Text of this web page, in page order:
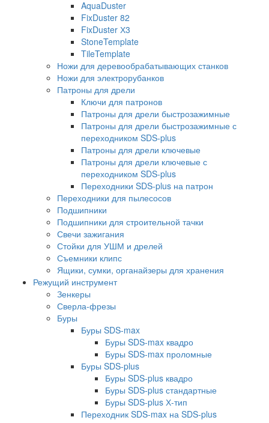
AquaDuster
FixDuster 82
FixDuster Х3
StoneTemplate
TileTemplate
Ножи для деревообрабатывающих станков
Ножи для электрорубанков
Патроны для дрели
Ключи для патронов
Патроны для дрели быстрозажимные
Патроны для дрели быстрозажимные с
переходником SDS-plus
Патроны для дрели ключевые
Патроны для дрели ключевые с
переходником SDS-plus
Переходники SDS-plus на патрон
Переходники для пылесосов
Подшипники
Подшипники для строительной тачки
Свечи зажигания
Стойки для УШМ и дрелей
Съемники клипс
Ящики, сумки, органайзеры для хранения
Режущий инструмент
Зенкеры
Сверла-фрезы
Буры
Буры SDS-max
Буры SDS-max квадро
Буры SDS-max проломные
Буры SDS-plus
Буры SDS-plus квадро
Буры SDS-plus стандартные
Буры SDS-plus Х-тип
Переходник SDS-max на SDS-plus